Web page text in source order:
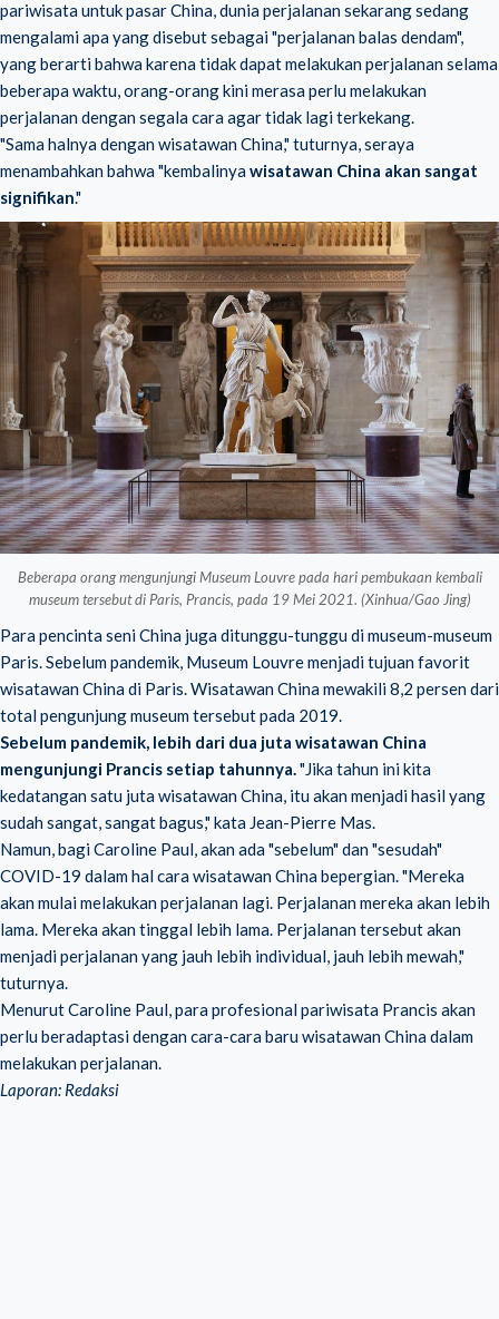
pariwisata untuk pasar China, dunia perjalanan sekarang sedang
mengalami apa yang disebut sebagai "perjalanan balas dendam",
yang berarti bahwa karena tidak dapat melakukan perjalanan selama
beberapa waktu, orang-orang kini merasa perlu melakukan
perjalanan dengan segala cara agar tidak lagi terkekang.
"Sama halnya dengan wisatawan China," tuturnya, seraya
menambahkan bahwa "kembalinyawisatawan China akan sangat
signifikan."
Beberapa orang mengunjungi Museum Louvre pada hari pembukaan kembali
museum tersebut di Paris, Prancis, pada 19 Mei 2021. (Xinhua/Gao Jing)
Para pencinta seni China juga ditunggu-tunggu di museum-museum
Paris. Sebelum pandemik, Museum Louvre menjadi tujuan favorit
wisatawan China di Paris. Wisatawan China mewakili 8,2 persen dari
total pengunjung museum tersebut pada 2019.
Sebelum pandemik, lebih dari dua juta wisatawan China
mengunjungi Prancis setiap tahunnya."Jika tahun ini kita
kedatangan satu juta wisatawan China, itu akan menjadi hasil yang
sudah sangat, sangat bagus," kata Jean-Pierre Mas.
Namun, bagi Caroline Paul, akan ada "sebelum" dan "sesudah"
COVID-19 dalam hal cara wisatawan China bepergian. "Mereka
akan mulai melakukan perjalanan lagi. Perjalanan mereka akan lebih
lama. Mereka akan tinggal lebih lama. Perjalanan tersebut akan
menjadi perjalanan yang jauh lebih individual, jauh lebih mewah,"
tuturnya.
Menurut Caroline Paul, para profesional pariwisata Prancis akan
perlu beradaptasi dengan cara-cara baru wisatawan China dalam
melakukan perjalanan.
Laporan: Redaksi